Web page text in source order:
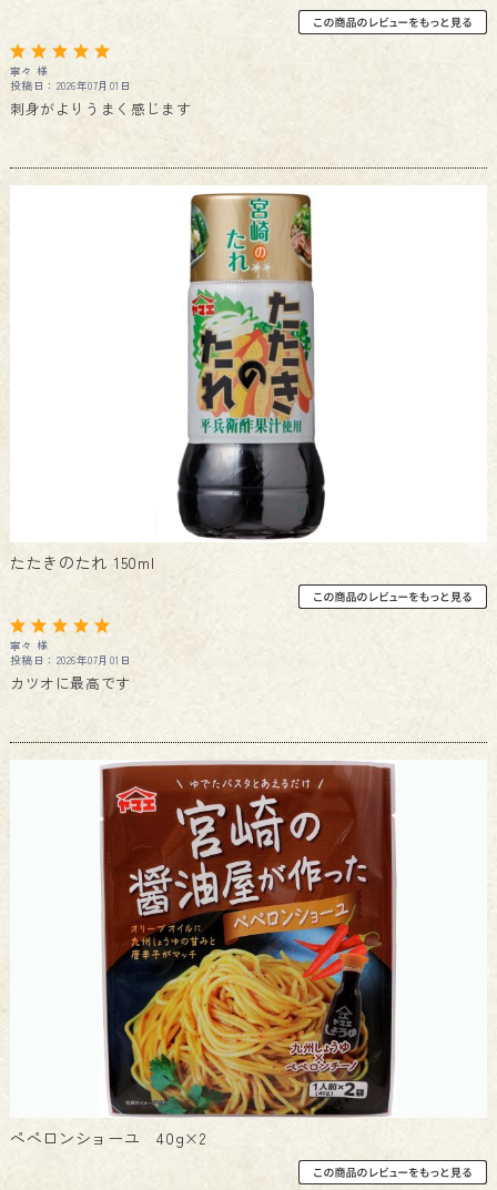
寧々 様
投稿日：2026年07月01日
刺身がよりうまく感じます
たたきのたれ 150ml
寧々 様
投稿日：2026年07月01日
カツオに最高です
ペペロンショーユ 40g×2